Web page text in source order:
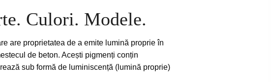
Culori. Modele.
are proprietatea de a emite lumină proprie în
de beton. Acești pigmenți conțin
sub formă de luminiscență (lumină proprie)